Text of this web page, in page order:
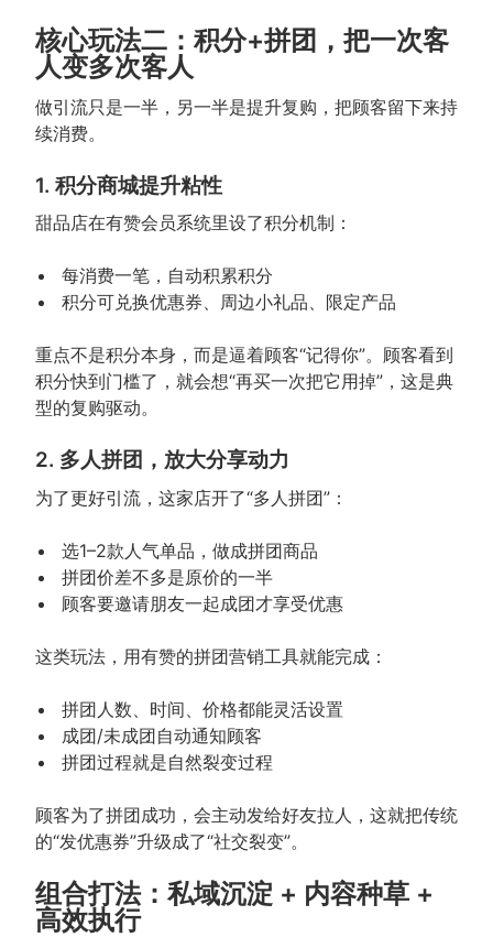
核心玩法二：积分+拼团，把一次客
人变多次客人
做引流只是一半，另一半是提升复购，把顾客留下来持
续消费。
1. 积分商城提升粘性
甜品店在有赞会员系统里设了积分机制：
每消费一笔，自动积累积分
积分可兑换优惠券、周边小礼品、限定产品
重点不是积分本身，而是逼着顾客“记得你”。顾客看到
积分快到门槛了，就会想“再买一次把它用掉”，这是典
型的复购驱动。
2. 多人拼团，放大分享动力
为了更好引流，这家店开了“多人拼团”：
选1–2款人气单品，做成拼团商品
拼团价差不多是原价的一半
顾客要邀请朋友一起成团才享受优惠
这类玩法，用有赞的拼团营销工具就能完成：
拼团人数、时间、价格都能灵活设置
成团/未成团自动通知顾客
拼团过程就是自然裂变过程
顾客为了拼团成功，会主动发给好友拉人，这就把传统
的“发优惠券”升级成了“社交裂变”。
组合打法：私域沉淀 + 内容种草 +
高效执行